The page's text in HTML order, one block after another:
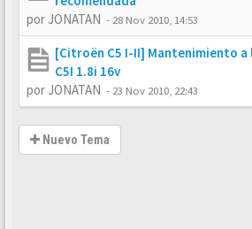
por JONATAN - 28 Nov 2010, 14:53
[Citroën C5 I-II] Mantenimiento a
C5I 1.8i 16v
porJONATAN - 23 Nov 2010, 22:43
Nuevo Tema